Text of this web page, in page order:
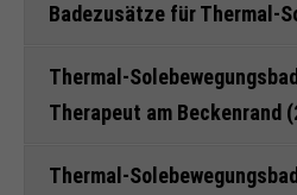
Badezusätze für Thermal-
Thermal-
Therapeut am Beckenrand
Thermal-